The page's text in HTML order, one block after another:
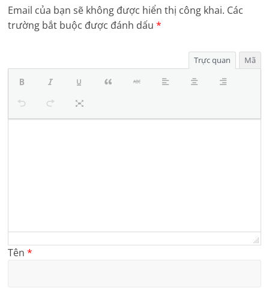
Email của bạn sẽ không được hiển thị công khai. Các
trường bắt buộc được đánh dấu*
Trực quan Mã
Tên*